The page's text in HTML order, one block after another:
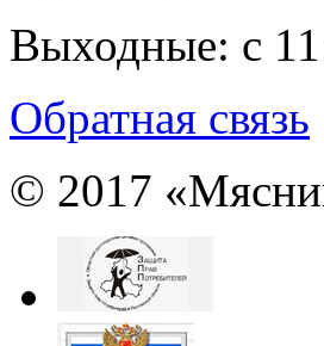
Выходные: с
Обратная связь
© 2017